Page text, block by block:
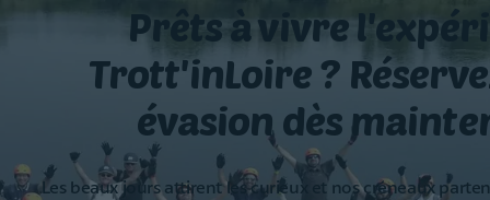
Prêts à vivre
Trott'inLoire ?
évasion dès
Les beaux jours attirent les curieux et nos créneaux